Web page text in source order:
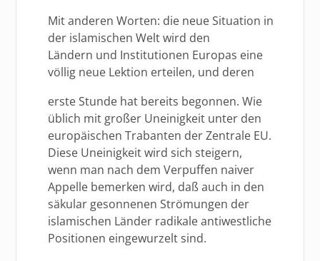
Mit anderen Worten: die neue Situation in
der islamischen Welt wird den
Ländern und Institutionen Europas eine
völlig neue Lektion erteilen, und deren
erste Stunde hat bereits begonnen. Wie
üblich mit großer Uneinigkeit unter den
europäischen Trabanten der Zentrale EU.
Diese Uneinigkeit wird sich steigern,
wenn man nach dem Verpuffen naiver
Appelle bemerken wird, daß auch in den
säkular gesonnenen Strömungen der
islamischen Länder radikale antiwestliche
Positionen eingewurzelt sind.